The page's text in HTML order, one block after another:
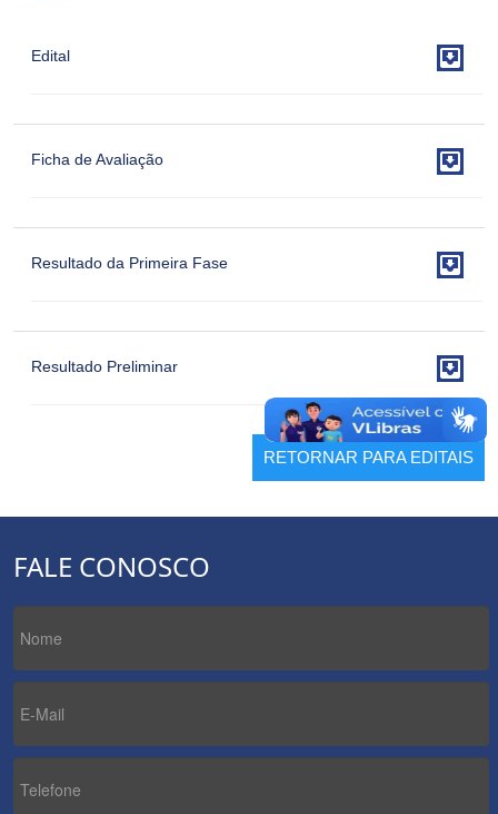
Edital 
Ficha de Avaliação 
Resultado da Primeira Fase 
Resultado Preliminar 
RETORNAR PARA EDITAIS
FALE CONOSCO